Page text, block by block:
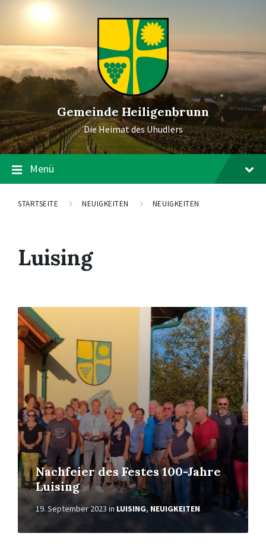
Gemeinde Heiligenbrunn
Die Heimat des Uhudlers
Menü
STARTSEITE NEUIGKEITEN NEUIGKEITEN
Luising
Nachfeier des Festes 100-Jahre
Luising
19. September 2023 in LUISING, NEUIGKEITEN
Weiterlesen